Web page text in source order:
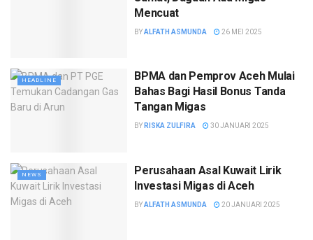
Mencuat
BYALFATH ASMUNDA 26 MEI 2025
HEADLINE
BPMA dan Pemprov Aceh Mulai
Bahas Bagi Hasil Bonus Tanda
Tangan Migas
BY RISKA ZULFIRA 30 JANUARI 2025
NEWS
Perusahaan Asal Kuwait Lirik
Investasi Migas di Aceh
BYALFATH ASMUNDA 20 JANUARI 2025